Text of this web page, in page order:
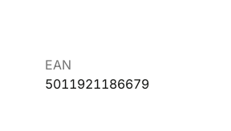
EAN
5011921186679